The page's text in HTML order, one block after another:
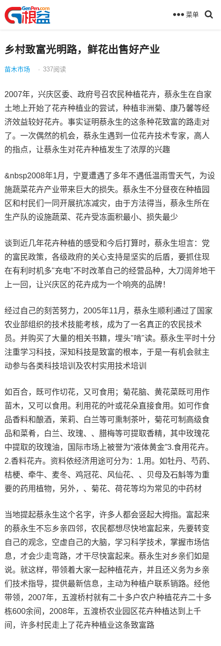
菜单
乡村致富光明路，鲜花出售好产业
苗木市场 · 337阅读
2007年，兴庆区委、政府号召农民种植花卉，蔡永生在自家
土地上开始了花卉种植业的尝试，种植非洲菊、康乃馨等经
济效益较好花卉。事实证明蔡永生的这条种花致富的路走对
了。一次偶然的机会，蔡永生遇到一位花卉技术专家，高人
的指点，让蔡永生对花卉种植发生了浓厚的兴趣
&nbsp2008年1月，宁夏遭遇了多年不遇低温雨雪天气，为设
施蔬菜花卉产业带来巨大的损失。蔡永生不分昼夜在种植园
区和村民们一同开展抗冻减灾，由于方法得当，蔡永生所在
生产队的设施蔬菜、花卉受冻面积最小、损失最少
谈到近几年花卉种植的感受和今后打算时，蔡永生坦言：党
的富民政策，各级政府的关心支持是坚实的后盾，要抓住现
在有利时机多"充电"不时改革自己的经营品种，大刀阔斧地干
上一回，让兴庆区的花卉成为一个响亮的品牌！
经过自己的刻苦努力，2005年11月，蔡永生顺利通过了国家
农业部组织的技术技能考核，成为了一名真正的农民技术
员。并购买了大量的相关书籍，埋头"啃"读。蔡永生平时十分
注重学习科技，深知科技是致富的根本，于是一有机会就主
动参与各类科技培训及农村实用技术培训
如百合，既可作切花，又可食用；菊花脑、黄花菜既可用作
苗木，又可以食用。利用花的叶或花朵直接食用。如可作食
品香料和酿酒，茉莉、白兰等可熏制茶叶，菊花可制高级食
品和菜肴，白兰、玫瑰、、腊梅等可提取香精，其中玫瑰花
中提取的玫瑰油，国际市场上被誉为“液体黄金”3.食用花卉。
2.香料花卉。资料依经济用途可分为：1.用。如牡丹、芍药、
桔梗、牵牛、麦冬、鸡冠花、风仙花、、贝母及石斛等为重
要的药用植物，另外，、菊花、荷花等均为常见的中药材
当地提起蔡永生这个名字，许多人都会竖起大拇指。富起来
的蔡永生不忘乡亲四邻，农民都想尽快地富起来，先要转变
自己的观念，空虚自己的大脑，学习科学技术，掌握市场信
息，才会少走弯路，才干尽快富起来。蔡永生对乡亲们如是
说。就这样，带领着大家一起种植花卉，并且还义务为乡亲
们技术指导，提供最新信息，主动为种植户联系销路。经他
带领，2007年，五渡桥村就有二十多户农户种植花卉二十多
栋600余间，2008年，五渡桥农业园区花卉种植达到上千
间，许多村民走上了花卉种植业这条致富路